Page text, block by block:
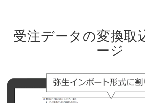
受注データの変換取
ージ